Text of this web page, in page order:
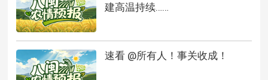
建高温持续……
速看 @所有人！事关收成！